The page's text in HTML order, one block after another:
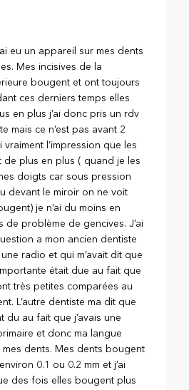
eu un appareil sur mes dents
Mes incisives de la
bougent et ont toujours
ces derniers temps elles
en plus j’ai donc pris un rdv
mais ce n’est pas avant 2
vraiment l’impression que les
de plus en plus ( quand je les
doigts car sous pression
devant le miroir on ne voit
je n’ai du moins en
de problème de gencives. J’ai
a mon ancien dentiste
une radio et qui m’avait dit que
était due au fait que
très petites comparées au
L’autre dentiste ma dit que
du au fait que j’avais une
et donc ma langue
dents. Mes dents bougent
0.1 ou 0.2 mm et j’ai
des fois elles bougent plus